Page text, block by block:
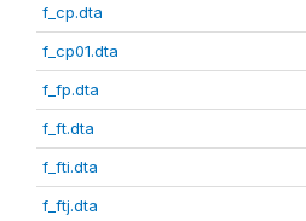
f_cp.dta
f_cp01.dta
f_fp.dta
f_ft.dta
f_fti.dta
f_ftj.dta